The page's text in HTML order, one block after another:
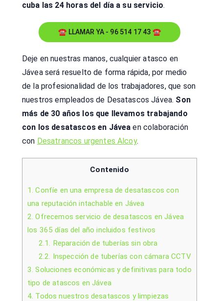
cuba las 24 horas del día a su servicio.
☎ LLAMAR YA - 96 514 17 43 ☎
Deje en nuestras manos, cualquier atasco en
Jávea será resuelto de forma rápida, por medio
de la profesionalidad de los trabajadores, que son
nuestros empleados de Desatascos Jávea. Son
más de 30 años los que llevamos trabajando
con los desatascos en Jávea en colaboración
con Desatrancos urgentes Alcoy.
Contenido
1. Confíe en una empresa de desatascos con
una reputación intachable en Jávea
2. Ofrecemos servicio de desatascos en Jávea
los 365 días del año incluidos festivos
2.1. Reparación de tuberías sin obra
2.2. Inspección de tuberías con cámara CCTV
3. Soluciones económicas y definitivas para todo
tipo de atascos en Jávea
4. Todos nuestros desatascos y limpiezas